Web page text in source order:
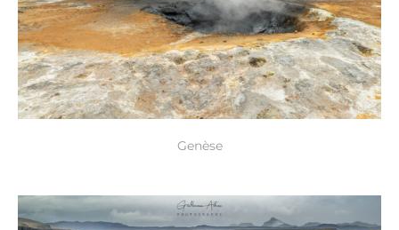
Genèse